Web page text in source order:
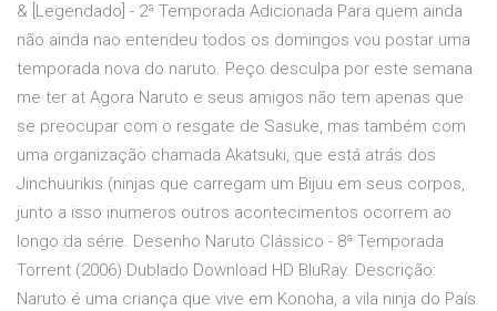
& [Legendado] - 2ª Temporada Adicionada Para quem ainda
não ainda nao entendeu todos os domingos vou postar uma
temporada nova do naruto. Peço desculpa por este semana
me ter at Agora Naruto e seus amigos não tem apenas que
se preocupar com o resgate de Sasuke, mas também com
uma organização chamada Akatsuki, que está atrás dos
Jinchuurikis (ninjas que carregam um Bijuu em seus corpos,
junto a isso inumeros outros acontecimentos ocorrem ao
longo da série. Desenho Naruto Clássico - 8ª Temporada
Torrent (2006) Dublado Download HD BluRay. Descrição:
Naruto é uma criança que vive em Konoha, a vila ninja do País